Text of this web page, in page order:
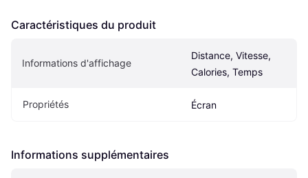
Caractéristiques du produit
Informations d'affichage
Distance, Vitesse,
Calories, Temps
Propriétés Écran
Informations supplémentaires